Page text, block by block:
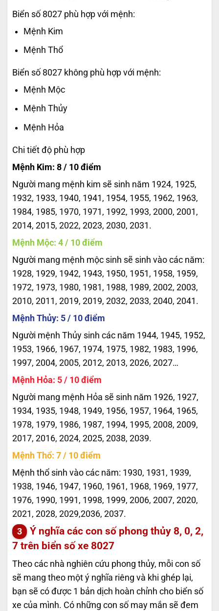
Biển số 8027 phù hợp với mệnh:
Mệnh Kim
Mệnh Thổ
Biển số 8027 không phù hợp với mệnh:
Mệnh Mộc
Mệnh Thủy
Mệnh Hỏa
Chi tiết độ phù hợp
Mệnh Kim: 8 / 10 điểm
Người mang mệnh kim sẽ sinh năm 1924, 1925,
1932, 1933, 1940, 1941, 1954, 1955, 1962, 1963,
1984, 1985, 1970, 1971, 1992, 1993, 2000, 2001,
2014, 2015, 2022, 2023, 2030, 2031.
Mệnh Mộc: 4 / 10 điểm
Người mang mệnh mộc sinh sẽ sinh vào các năm:
1928, 1929, 1942, 1943, 1950, 1951, 1958, 1959,
1972, 1973, 1980, 1981, 1988, 1989, 2002, 2003,
2010, 2011, 2019, 2019, 2032, 2033, 2040, 2041.
Mệnh Thủy: 5 / 10 điểm
Người mệnh Thủy sinh các năm 1944, 1945, 1952,
1953, 1966, 1967, 1974, 1975, 1982, 1983, 1996,
1997, 2004, 2005, 2012, 2013, 2026, 2027…
Mệnh Hỏa: 5 / 10 điểm
Người mang mệnh Hỏa sẽ sinh năm 1926, 1927,
1934, 1935, 1948, 1949, 1956, 1957, 1964, 1965,
1978, 1979, 1986, 1987, 1994, 1995, 2008, 2009,
2017, 2016, 2024, 2025, 2038, 2039.
Mệnh Thổ: 7 / 10 điểm
Mệnh thổ sinh vào các năm: 1930, 1931, 1939,
1938, 1946, 1947, 1960, 1961, 1968, 1969, 1977,
1976, 1990, 1991, 1998, 1999, 2006, 2007, 2020,
2021, 2028, 2029,2036, 2037.
Ý nghĩa các con số phong thủy 8, 0, 2,
7 trên biển số xe 8027
Theo các nhà nghiên cứu phong thủy, mỗi con số
sẽ mang theo một ý nghĩa riêng và khi ghép lại,
bạn sẽ có được 1 bản dịch hoàn chỉnh cho biển số
xe của mình. Có những con số may mắn sẽ đem